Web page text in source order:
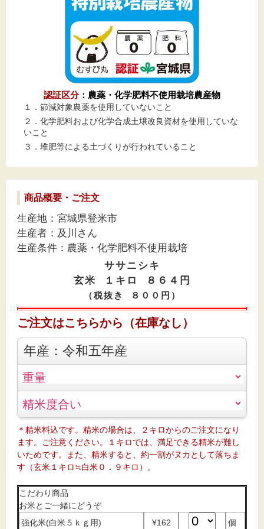
認証区分：農薬・化学肥料不使用栽培農産物
１．節減対象農薬を使用していないこと
２．化学肥料および化学合成土壌改良資材を使用していな
いこと
３．堆肥等による土づくりが行われていること
商品概要・ ご注文
生産地：宮城県登米市
生産者：及川さん
生産条件：農薬・化学肥料不使用栽培
ササニシキ
玄米 １キロ ８６４円
（税抜き ８００円）
ご注文はこちらから（在庫なし ）
年産：令和五年産
＊精米料込です。精米の場合は、２キロからのご注文になり
ます。ご注意ください。１キロでは、満足できる精米が難し
いためです。また、精米すると、約一割がヌカとして落ちま
す（玄米１キロ≒白米０．９キロ）。
こだわり商品
お米とご一緒にどうぞ
強化米(白米５ｋｇ用)
¥162 個